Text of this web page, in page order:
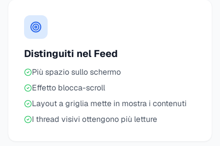
Distinguiti nel Feed
Più spazio sullo schermo
Effetto blocca-scroll
Layout a griglia mette in mostra i contenuti
I thread visivi ottengono più letture